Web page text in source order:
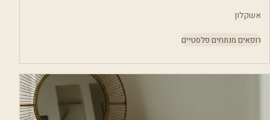
אשקלון
רופאים מנתחים פלסטיים